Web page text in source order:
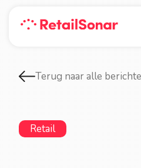
Terug naar alle
Retail